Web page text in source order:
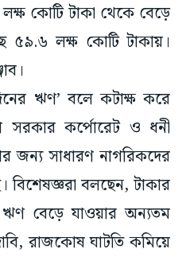
কোটি টাকা থেকে বেড়ে
৫৯.৬ লক্ষ কোটি টাকায়।
ঋণ’ বলে কটাক্ষ করে
সরকার কর্পোরেট ও ধনী
জন্য সাধারণ নাগরিকদের
বিশেষজ্ঞরা বলছেন, টাকার
ঋণ বেড়ে যাওয়ার অন্যতম
রাজকোষ ঘাটতি কমিয়ে